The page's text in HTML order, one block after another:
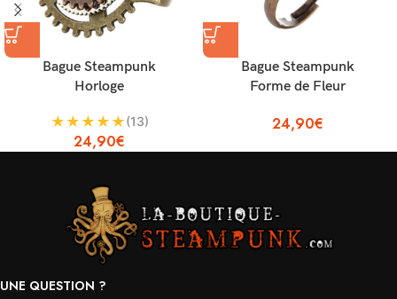
Bague Steampunk
Horloge
★ ★ ★ ★ ★(13)
24,90€
Bague Steampunk
Forme de Fleur
24,90€
UNE QUESTION ?